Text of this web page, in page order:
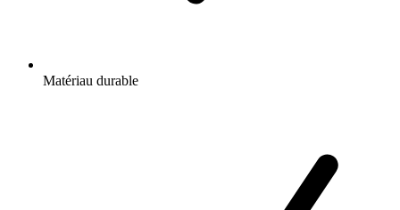
Matériau durable